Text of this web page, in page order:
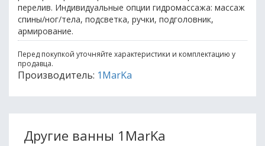
перелив. Индивидуальные опции гидромассажа: массаж
спины/ног/тела, подсветка, ручки, подголовник,
армирование.
Перед покупкой уточняйте характеристики и комплектацию у
продавца.
Производитель: 1MarKa
Другие ванны 1MarKa